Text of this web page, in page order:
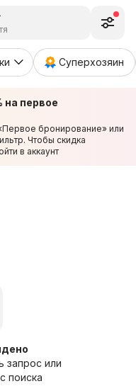
Суперхозяин
на первое
бронирование» или
Чтобы скидка
в аккаунт
запрос или
поиска